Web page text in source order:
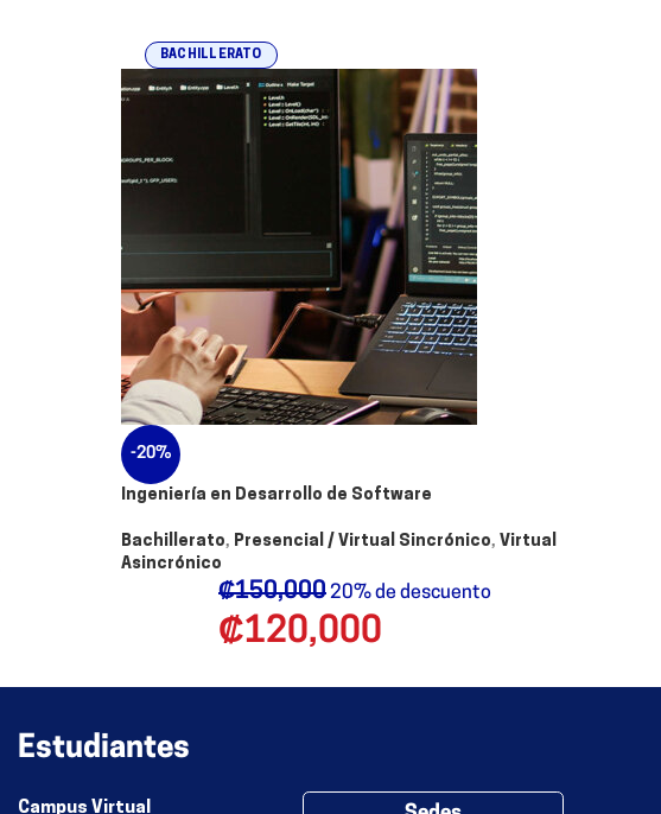
BACHILLERATO
-20%
Ingeniería en Desarrollo de Software
Bachillerato, Presencial / Virtual Sincrónico, Virtual
Asincrónico
₡150,00020% de descuento
₡120,000
Estudiantes
Campus Virtual